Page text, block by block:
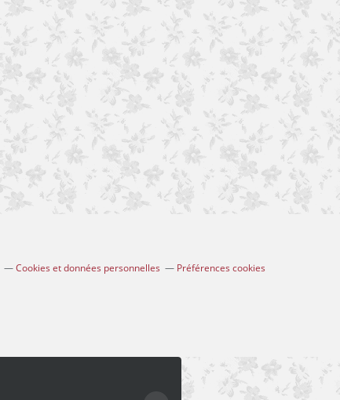
Cookies et données personnelles Préférences cookies